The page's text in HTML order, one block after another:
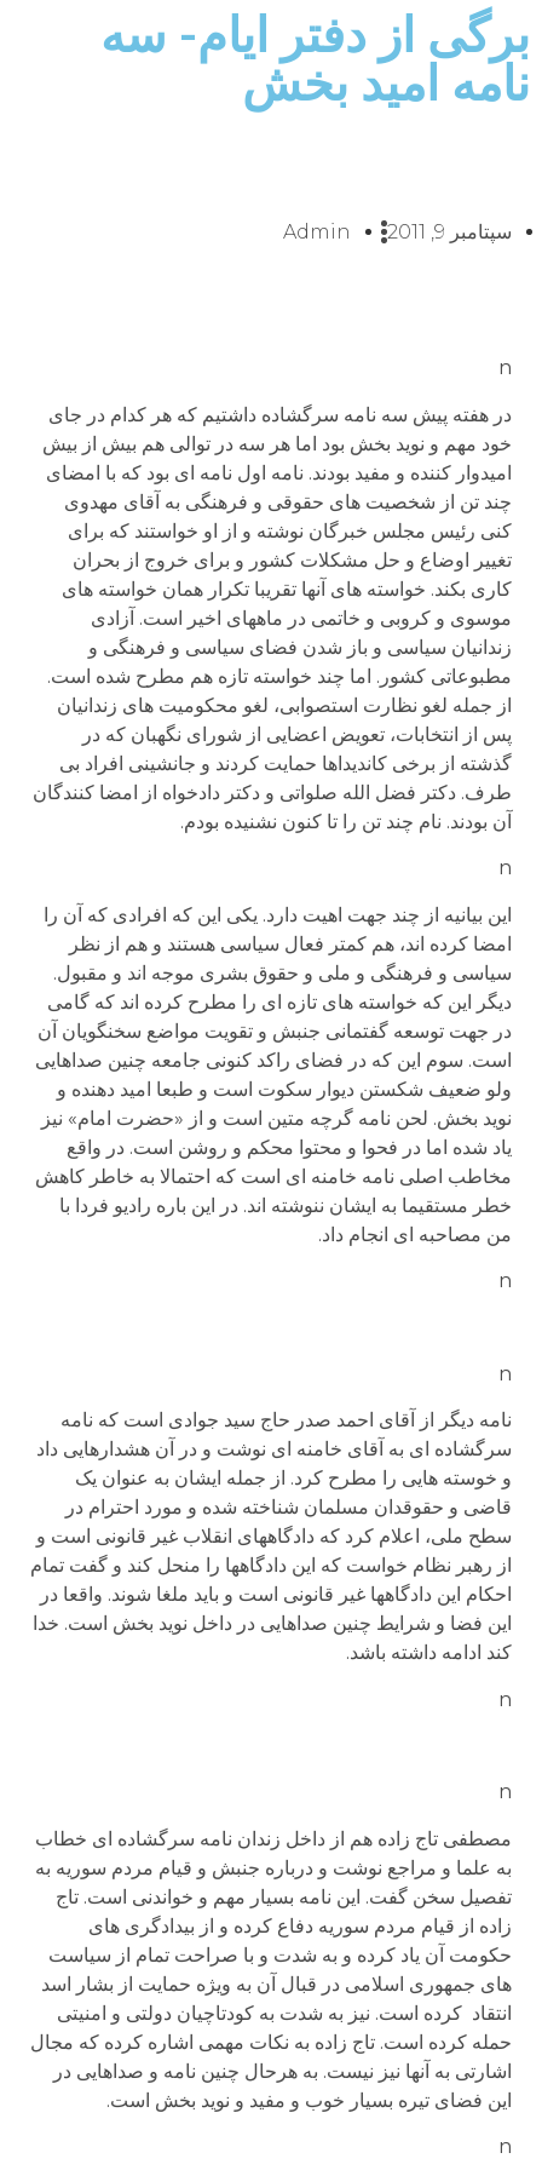
برگی از دفتر ایام- سه
نامه امید بخش
سپتامبر 9, 2011 Admin
n
در هفته پیش سه نامه سرگشاده داشتیم که هر کدام در جای
خود مهم و نوید بخش بود اما هر سه در توالی هم بیش از بیش
امیدوار کننده و مفید بودند. نامه اول نامه ای بود که با امضای
چند تن از شخصیت های حقوقی و فرهنگی به آقای مهدوی
کنی رئیس مجلس خبرگان نوشته و از او خواستند که برای
تغییر اوضاع و حل مشکلات کشور و برای خروج از بحران
کاری بکند. خواسته های آنها تقریبا تکرار همان خواسته های
موسوی و کروبی و خاتمی در ماههای اخیر است. آزادی
زندانیان سیاسی و باز شدن فضای سیاسی و فرهنگی و
مطبوعاتی کشور. اما چند خواسته تازه هم مطرح شده است.
از جمله لغو نظارت استصوابی، لغو محکومیت های زندانیان
پس از انتخابات، تعویض اعضایی از شورای نگهبان که در
گذشته از برخی کاندیداها حمایت کردند و جانشینی افراد بی
طرف. دکتر فضل الله صلواتی و دکتر دادخواه از امضا کنندگان
آن بودند. نام چند تن را تا کنون نشنیده بودم.
n
این بیانیه از چند جهت اهیت دارد. یکی این که افرادی که آن را
امضا کرده اند، هم کمتر فعال سیاسی هستند و هم از نظر
سیاسی و فرهنگی و ملی و حقوق بشری موجه اند و مقبول.
دیگر این که خواسته های تازه ای را مطرح کرده اند که گامی
در جهت توسعه گفتمانی جنبش و تقویت مواضع سخنگویان آن
است. سوم این که در فضای راکد کنونی جامعه چنین صداهایی
ولو ضعیف شکستن دیوار سکوت است و طبعا امید دهنده و
نوید بخش. لحن نامه گرچه متین است و از «حضرت امام» نیز
یاد شده اما در فحوا و محتوا محکم و روشن است. در واقع
مخاطب اصلی نامه خامنه ای است که احتمالا به خاطر کاهش
خطر مستقیما به ایشان ننوشته اند. در این باره رادیو فردا با
من مصاحبه ای انجام داد.
n
n
نامه دیگر از آقای احمد صدر حاج سید جوادی است که نامه
سرگشاده ای به آقای خامنه ای نوشت و در آن هشدارهایی داد
و خوسته هایی را مطرح کرد. از جمله ایشان به عنوان یک
قاضی و حقوقدان مسلمان شناخته شده و مورد احترام در
سطح ملی، اعلام کرد که دادگاههای انقلاب غیر قانونی است و
از رهبر نظام خواست که این دادگاهها را منحل کند و گفت تمام
احکام این دادگاهها غیر قانونی است و باید ملغا شوند. واقعا در
این فضا و شرایط چنین صداهایی در داخل نوید بخش است. خدا
کند ادامه داشته باشد.
n
n
مصطفی تاج زاده هم از داخل زندان نامه سرگشاده ای خطاب
به علما و مراجع نوشت و درباره جنبش و قیام مردم سوریه به
تفصیل سخن گفت. این نامه بسیار مهم و خواندنی است. تاج
زاده از قیام مردم سوریه دفاع کرده و از بیدادگری های
حکومت آن یاد کرده و به شدت و با صراحت تمام از سیاست
های جمهوری اسلامی در قبال آن به ویژه حمایت از بشار اسد
انتقاد کرده است. نیز به شدت به کودتاچیان دولتی و امنیتی
حمله کرده است. تاج زاده به نکات مهمی اشاره کرده که مجال
اشارتی به آنها نیز نیست. به هرحال چنین نامه و صداهایی در
این فضای تیره بسیار خوب و مفید و نوید بخش است.
n